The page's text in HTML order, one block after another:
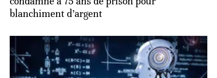
blanchiment d’argent